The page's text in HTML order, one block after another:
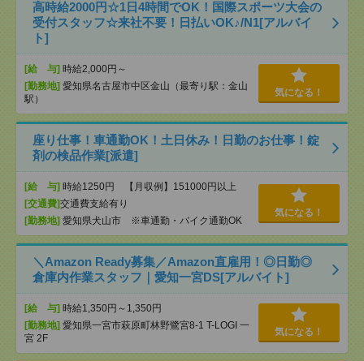
高時給2000円☆1日4時間でOK！国際スポーツ大会の
受付スタッフ☆来社不要！日払いOK♪/N1[アルバイ
ト]
[給 与] 時給2,000円～
[勤務地] 愛知県名古屋市中区金山（最寄り駅：金山
駅）
気になる！
座り仕事！車通勤OK！土日休み！日勤のお仕事！錠
剤の検品作業[派遣]
[給 与] 時給1250円 【月収例】151000円以上
[交通費]交通費支給有り
[勤務地] 愛知県犬山市 ※車通勤・バイク通勤OK
気になる！
＼Amazon Ready募集／Amazon直雇用！◎日勤◎
倉庫内作業スタッフ｜愛知一宮DS[アルバイト]
[給 与] 時給1,350円～1,350円
[勤務地] 愛知県一宮市萩原町林野鷺宮8-1 T-LOGI 一
宮 2F
気になる！